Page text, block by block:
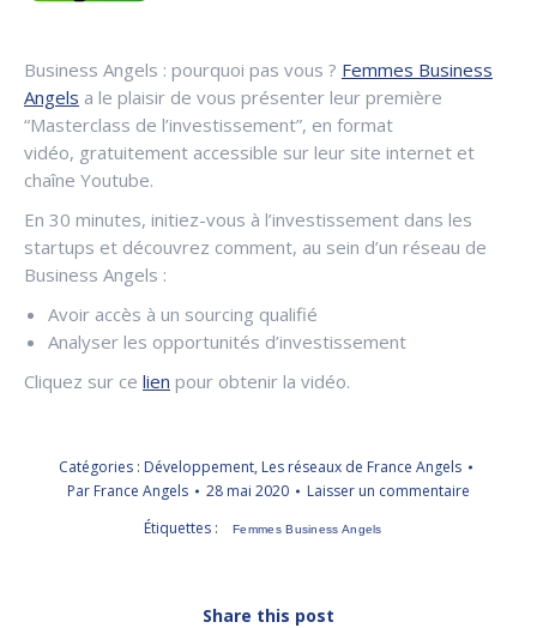
Business Angels : pourquoi pas vous ? Femmes Business
Angels a le plaisir de vous présenter leur première
“Masterclass de l’investissement”, en format
vidéo, gratuitement accessible sur leur site internet et
chaîne Youtube.
En 30 minutes, initiez-vous à l’investissement dans les
startups et découvrez comment, au sein d’un réseau de
Business Angels :
Avoir accès à un sourcing qualifié
Analyser les opportunités d’investissement
Cliquez sur ce lien pour obtenir la vidéo.
Catégories : Développement, Les réseaux de France Angels
Par France Angels 28 mai 2020
Laisser un commentaire
Étiquettes :
Femmes Business Angels
Share this post